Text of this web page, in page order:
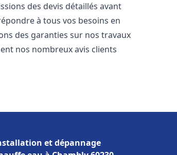
des devis détaillés avant
à tous vos besoins en
des garanties sur nos travaux
nos nombreux avis clients
et dépannage